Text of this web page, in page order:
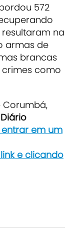
572
na
armas de
brancas
como
Corumbá,
Diário
em um
link e clicando